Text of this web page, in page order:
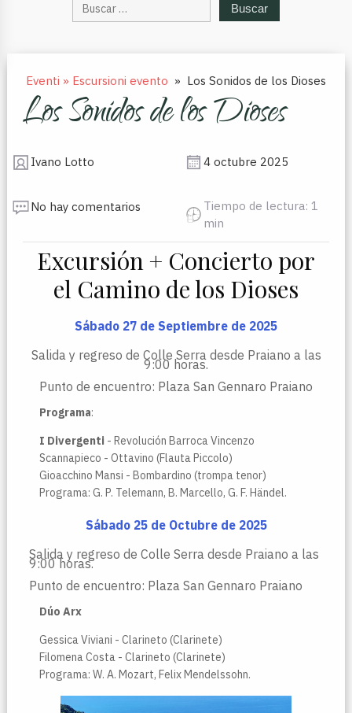
Eventi » Escursioni evento » Los Sonidos de los Dioses
Los Sonidos de los Dioses
Ivano Lotto 4 octubre 2025
No hay comentarios
Tiempo de lectura: 1
min
Excursión + Concierto por
el Camino de los Dioses
Sábado 27 de Septiembre de 2025
Salida y regreso de Colle Serra desde Praiano a las
9:00 horas.
Punto de encuentro: Plaza San Gennaro Praiano
Programa:
I Divergenti - Revolución Barroca Vincenzo
Scannapieco - Ottavino (Flauta Piccolo)
Gioacchino Mansi - Bombardino (trompa tenor)
Programa: G. P. Telemann, B. Marcello, G. F. Händel.
Sábado 25 de Octubre de 2025
Salida y regreso de Colle Serra desde Praiano a las
9:00 horas.
Punto de encuentro: Plaza San Gennaro Praiano
Dúo Arx
Gessica Viviani - Clarineto (Clarinete)
Filomena Costa - Clarineto (Clarinete)
Programa: W. A. ​​Mozart, Felix Mendelssohn.